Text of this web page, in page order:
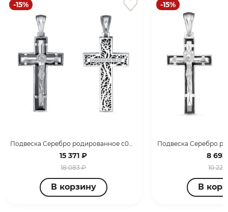
-15%
Подвеска Серебро родированное с080130
15 371 ₽
18 083 ₽
В корзину
-15%
8
10
В